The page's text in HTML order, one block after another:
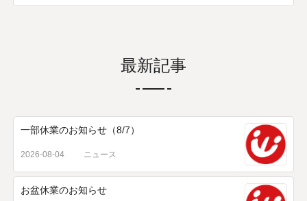
最新記事
一部休業のお知らせ（8/7）
2026-08-04 ニュース
お盆休業のお知らせ